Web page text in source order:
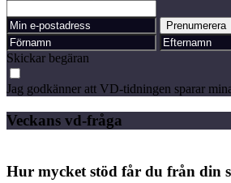
Skickar begäran
Jag godkänner att VD-tidningen sparar
Veckans vd-fråga
Hur mycket stöd får du från din